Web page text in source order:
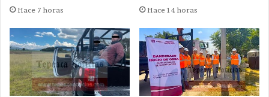
Hace 7 horas Hace 14 horas